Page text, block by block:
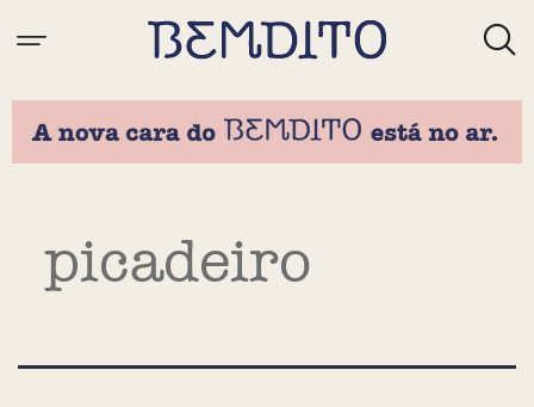
picadeiro